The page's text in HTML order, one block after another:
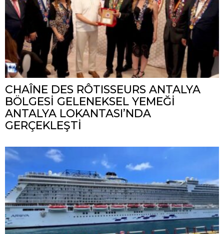
CHAÎNE DES RÔTISSEURS ANTALYA
BÖLGESİ GELENEKSEL YEMEĞİ
ANTALYA LOKANTASI’NDA
GERÇEKLEŞTİ